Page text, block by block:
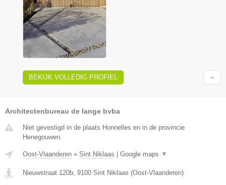
BEKIJK VOLLEDIG PROFIEL
Architectenbureau de lange bvba
Niet gevestigd in de plaats Honnelles en in de provincie
Henegouwen.
Oost-Vlaanderen » Sint Niklaas Google maps ▼
Nieuwstraat 120b 9100 Sint Niklaas (Oost-Vlaanderen)